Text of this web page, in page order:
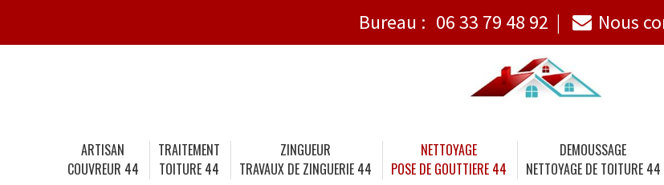
Bureau : 06 33 79 48 92 Nous
ARTISAN
COUVREUR 44
TRAITEMENT
TOITURE 44
ZINGUEUR
TRAVAUX DE ZINGUERIE 44
NETTOYAGE
POSE DE GOUTTIERE 44
DEMOUSSAGE
NETTOYAGE DE TOITURE 44